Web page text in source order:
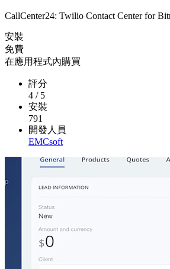
CallCenter24: Twilio Contact Center for
安裝
免費
在應用程式內購買
評分
4 / 5
安裝
791
開發人員
EMCsoft